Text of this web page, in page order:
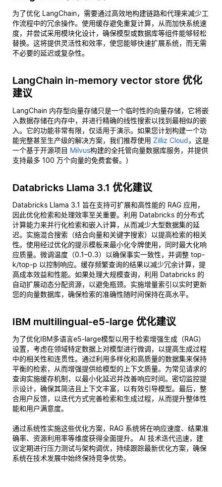
为了优化 LangChain，需要通过高效地构建链路和代理来减少工
作流程中的冗余操作。使用缓存避免重复计算，从而加快系统速
度，并尝试采用模块化设计，确保模型或数据库等组件能够轻松
替换。这将提供灵活性和效率，使您能够快速扩展系统，而无需
不必要的延迟或复杂性。
LangChain in-memory vector store 优化
建议
LangChain 内存型向量存储只是一个临时性的向量存储，它将嵌
入数据存储在内存中，并进行精确的线性搜索以找到最相似的嵌
入。它的功能非常有限，仅适用于演示。如果您计划构建一个功
能完整甚至生产级的解决方案，我们推荐使用 Zilliz Cloud，这是
一个基于开源项目 Milvus构建的全托管向量数据库服务，并提供
支持最多 100 万个向量的免费套餐。)
Databricks Llama 3.1 优化建议
Databricks Llama 3.1 旨在支持可扩展和高性能的 RAG 应用，
因此优化检索和处理效率至关重要。利用 Databricks 的分布式
计算能力来并行化检索和嵌入计算，从而减少大型数据集的延
迟。实施混合搜索（结合向量和关键字搜索）以提高检索的相关
性。使用经过优化的提示模板来最小化令牌使用，同时最大化响
应质量。微调温度（0.1–0.3）以确保事实一致性，并调整 top-
k/top-p 以控制响应。缓存频繁查询的结果以减少冗余计算，提
高成本效益和性能。如果处理大规模查询，利用 Databricks 的
自动扩展动态分配资源，以避免瓶颈。实施增量索引以实时更新
您的向量数据库，确保检索的准确性随时间保持在高水平。
IBM multilingual-e5-large 优化建议
为了优化IBM多语言e5-large模型以用于检索增强生成（RAG）
设置，考虑在领域特定数据上对模型进行微调，以提高生成过程
中的相关性和连贯性。通过利用多样化和高质量的数据集来保持
平衡的检索，从而增强提供给模型的上下文质量。为常见请求的
查询实施缓存机制，以最小化延迟并改善响应时间。密切监控提
示设计，确保其简洁且上下文丰富，以有效引导模型。最后，整
合用户反馈，以迭代方式完善检索和生成过程，从而提升整体性
能和用户满意度。
通过系统性实施这些优化方案，RAG 系统将在响应速度、结果准
确率、资源利用率等维度获得全面提升。 AI 技术迭代迅速，建
议定期进行压力测试与架构调优，持续跟踪最新优化方案，确保
系统在技术发展中始终保持竞争优势。